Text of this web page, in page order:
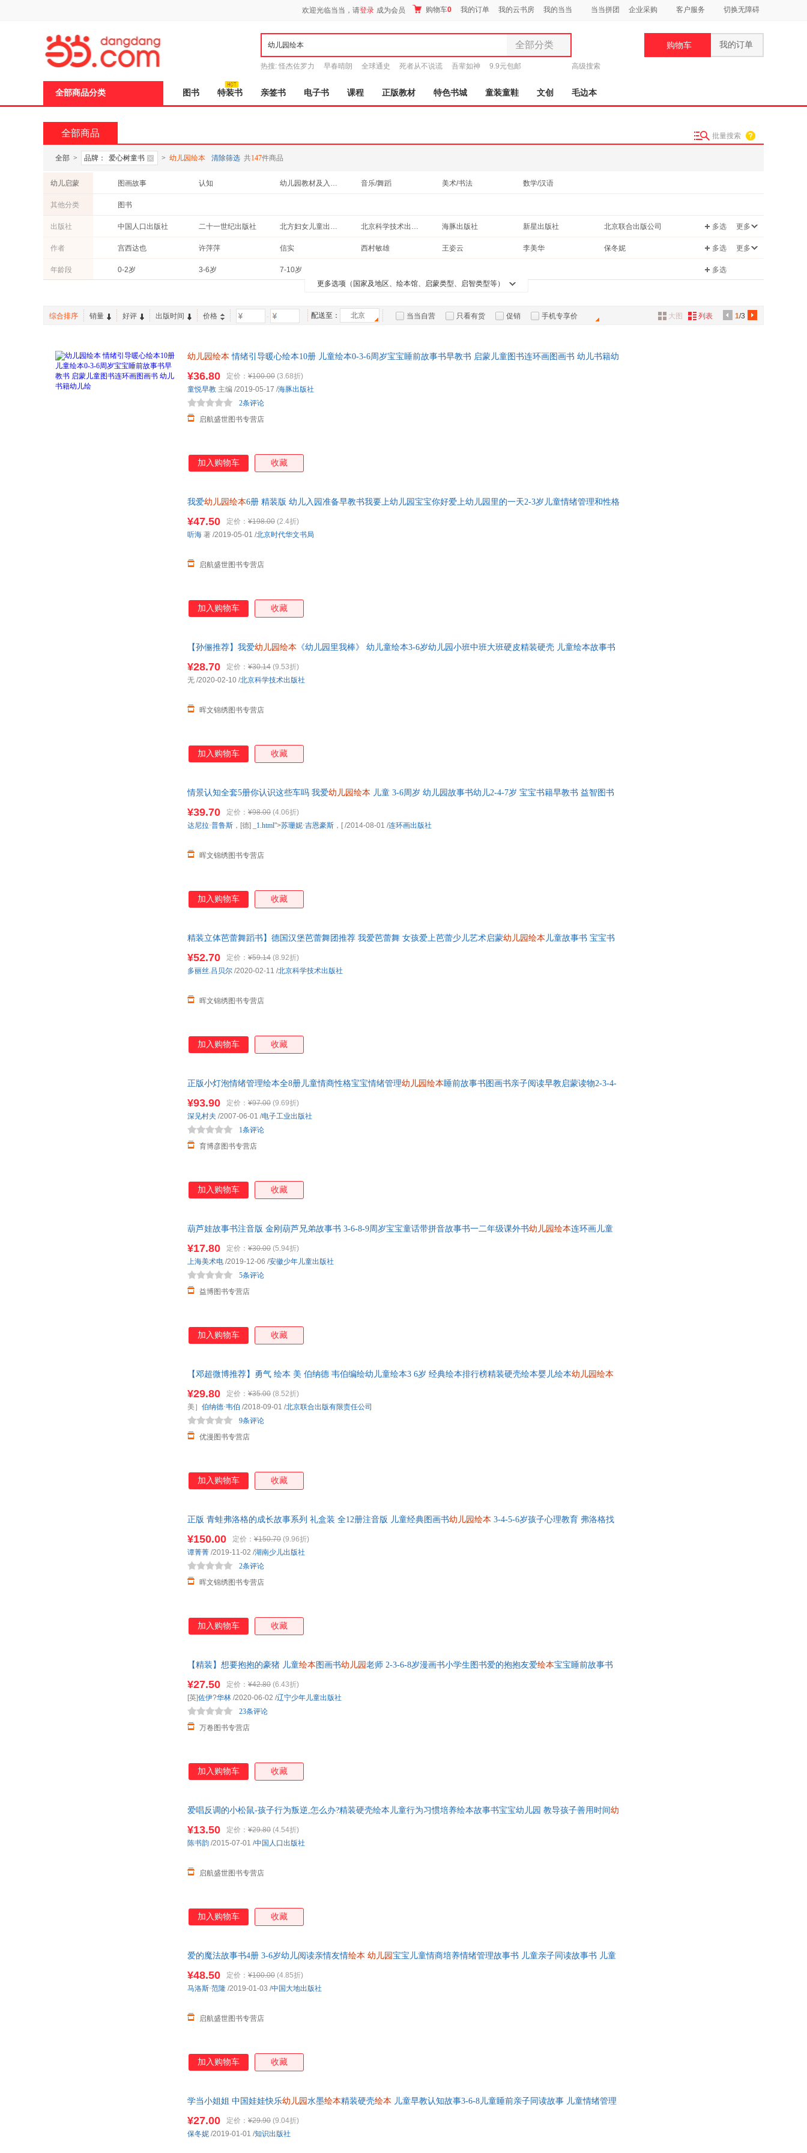
欢迎光临当当，请登录 成为会员 购物车0 我的订单 我的云书房 我的当当 当当拼团 企业采购 客户服务 切换无障碍
全部分类
全部分类
图书
电子书
玩具
家居日用
服装
箱包皮具
汽车用品
手机通讯
热搜: 怪杰佐罗力 早春晴朗 全球通史 死者从不说谎 吾辈如神 9.9元包邮 高级搜索
购物车 我的订单
全部商品分类 图书 特装书 亲签书 电子书 课程 正版教材 特色书城 童装童鞋 文创 毛边本
全部商品 批量搜索
全部 > 品牌： 爱心树童书 > 幼儿园绘本 清除筛选 共147件商品
幼儿启蒙 图画故事 认知 幼儿园教材及入学准备 音乐/舞蹈 美术/书法 数学/汉语
其他分类 图书
出版社 中国人口出版社 二十一世纪出版社 北方妇女儿童出版社 北京科学技术出版社 海豚出版社 新星出版社
北京联合出版公司
中国大地出版社
晨光出版社
人民邮电出版社
西安出版社
青岛出版社 宁夏人民出版社 辽宁少年儿童出版社 江西美术出版社 延边大学出版社
文汇出版社
新蕾出版社 辽宁人民出版社 金盾出版社
多选 更多
作者 宫西达也 许萍萍 信实 西村敏雄 王姿云 李美华
保冬妮
安野光雅
大卫·香农
谢尔·希尔弗斯坦
武鹿悦子 五味太郎 王一梅 王星 田畑精一
田村茂
楠茂宣
末崎茂树 麦克·格雷涅茨 罗伦斯·安荷特 卢克·戴波德 寮美千子
多选 更多
年龄段 0-2岁 3-6岁 7-10岁
多选
更多选项（国家及地区、绘本馆、启蒙类型、启智类型等）
综合排序 销量 好评 出版时间 价格 - 配送至： 北京 当当自营 只看有货 促销 手机专享价 1/3
大图 列表
幼儿园绘本 情绪引导暖心绘本10册 儿童绘本0-3-6周岁宝宝睡前故事书早教书 启蒙儿童图书连环画图画书 幼儿书籍幼
¥36.80 定价： ¥100.00 (3.68折)
启航盛世图书专营店
2条评论
童悦早教 主编 /2019-05-17 /海豚出版社
加入购物车 收藏
我爱幼儿园绘本6册 精装版 幼儿入园准备早教书我要上幼儿园宝宝你好爱上幼儿园里的一天2-3岁儿童情绪管理和性格
¥47.50 定价： ¥198.00 (2.4折)
启航盛世图书专营店
听海 著 /2019-05-01 /北京时代华文书局
加入购物车 收藏
【孙俪推荐】我爱幼儿园绘本 《幼儿园里我棒》 幼儿童绘本3-6岁幼儿园小班中班大班硬皮精装硬壳 儿童绘本故事书
¥28.70 定价： ¥30.14 (9.53折)
晖文锦绣图书专营店
无 /2020-02-10 /北京科学技术出版社
加入购物车 收藏
情景认知全套5册你认识这些车吗 我爱幼儿园绘本 儿童 3-6周岁 幼儿园故事书幼儿2-4-7岁 宝宝书籍早教书 益智图书
¥39.70 定价： ¥98.00 (4.06折)
晖文锦绣图书专营店
达尼拉·普鲁斯 ，[德] _1.html">苏珊妮·吉恩豪斯 ，[/2014-08-01 /连环画出版社
加入购物车 收藏
精装立体芭蕾舞蹈书】德国汉堡芭蕾舞团推荐 我爱芭蕾舞 女孩爱上芭蕾少儿艺术启蒙幼儿园绘本 儿童故事书 宝宝书
¥52.70 定价： ¥59.14 (8.92折)
晖文锦绣图书专营店
多丽丝.吕贝尔 /2020-02-11 /北京科学技术出版社
加入购物车 收藏
正版小灯泡情绪管理绘本全8册儿童情商性格宝宝情绪管理幼儿园绘本睡前故事书图画书亲子阅读早教启蒙读物2-3-4-
¥93.90 定价： ¥97.00 (9.69折)
育博彦图书专营店
1条评论
深见村夫 /2007-06-01 /电子工业出版社
加入购物车 收藏
葫芦娃故事书注音版 金刚葫芦兄弟故事书 3-6-8-9周岁宝宝童话带拼音故事书一二年级课外书幼儿园绘本连环画儿童
¥17.80 定价： ¥30.00 (5.94折)
益博图书专营店
5条评论
上海美术电 /2019-12-06 /安徽少年儿童出版社
加入购物车 收藏
【邓超微博推荐】勇气 绘本 美 伯纳德 韦伯编绘幼儿童绘本3 6岁 经典绘本排行榜精装硬壳绘本婴儿绘本幼儿园绘本
¥29.80 定价： ¥35.00 (8.52折)
优漫图书专营店
9条评论
美］ 伯纳德·韦伯 /2018-09-01 /北京联合出版有限责任公司
加入购物车 收藏
正版 青蛙弗洛格的成长故事系列 礼盒装 全12册注音版 儿童经典图画书幼儿园绘本 3-4-5-6岁孩子心理教育 弗洛格找
¥150.00 定价： ¥150.70 (9.96折)
晖文锦绣图书专营店
2条评论
谭菁菁 /2019-11-02 /湖南少儿出版社
加入购物车 收藏
【精装】想要抱抱的豪猪 儿童绘本 图画书幼儿园 老师 2-3-6-8岁漫画书小学生图书爱的抱抱友爱绘本宝宝睡前故事书
¥27.50 定价： ¥42.80 (6.43折)
万卷图书专营店
23条评论
[英]佐伊?华林 /2020-06-02 /辽宁少年儿童出版社
加入购物车 收藏
爱唱反调的小松鼠-孩子行为叛逆,怎么办?精装硬壳绘本儿童行为习惯培养绘本故事书宝宝幼儿园 教导孩子善用时间幼
¥13.50 定价： ¥29.80 (4.54折)
启航盛世图书专营店
陈书韵 /2015-07-01 /中国人口出版社
加入购物车 收藏
爱的魔法故事书4册 3-6岁幼儿阅读亲情友情绘本 幼儿园 宝宝儿童情商培养情绪管理故事书 儿童亲子同读故事书 儿童
¥48.50 定价： ¥100.00 (4.85折)
启航盛世图书专营店
马洛斯·范隆 /2019-01-03 /中国大地出版社
加入购物车 收藏
学当小姐姐 中国娃娃快乐幼儿园 水墨绘本精装硬壳绘本 儿童早教认知故事3-6-8儿童睡前亲子同读故事 儿童情绪管理
¥27.00 定价： ¥29.90 (9.04折)
保冬妮 /2019-01-01 /知识出版社
页